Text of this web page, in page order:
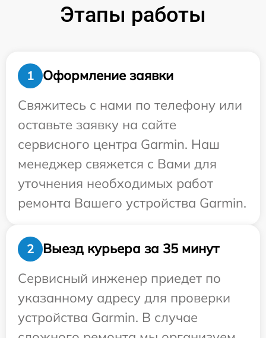
Этапы работы
1
Оформление заявки
Свяжитесь с нами по телефону или
оставьте заявку на сайте
сервисного центра Garmin. Наш
менеджер свяжется с Вами для
уточнения необходимых работ
ремонта Вашего устройства Garmin.
2
Выезд курьера за 35 минут
Сервисный инженер приедет по
указанному адресу для проверки
устройства Garmin. В случае